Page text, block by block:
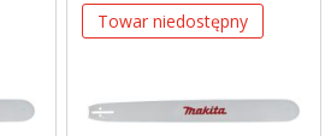
Towar niedostępny